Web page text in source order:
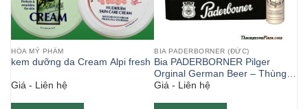
HÓA MỸ PHẨM
kem dưỡng da Cream Alpi fresh
Giá - Liên hệ
BIA PADERBORNER (ĐỨC)
Bia PADERBORNER Pilger
Orginal German Beer – Thùng
24 lon 500ml
Giá - Liên hệ